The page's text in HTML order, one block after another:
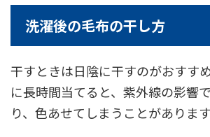
洗濯後の毛布の干し方
干すときは日陰に干すのがおすす
に長時間当てると、紫外線の影響
り、色あせてしまうことがあります